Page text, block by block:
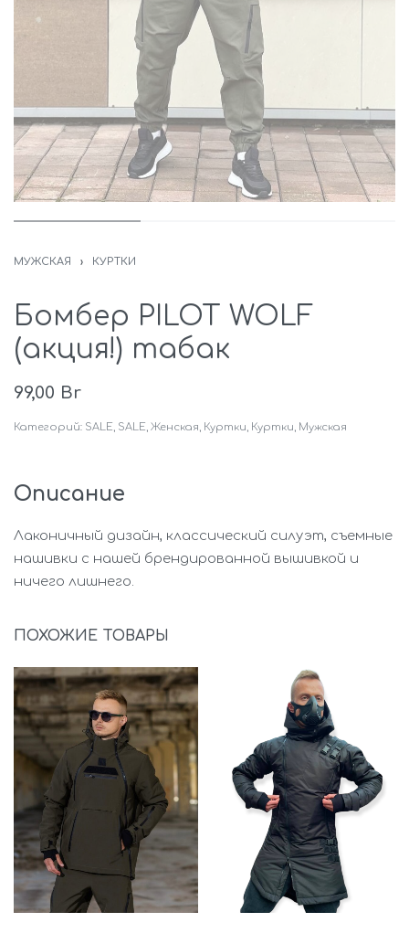
МУЖСКАЯ › КУРТКИ
Бомбер PILOT WOLF
(акция!) табак
99,00 Br
Категорий: SALE, SALE, Женская, Куртки, Куртки, Мужская
Описание
Лаконичный дизайн, классический силуэт, съемные
нашивки с нашей брендированной вышивкой и
ничего лишнего.
ПОХОЖИЕ ТОВАРЫ